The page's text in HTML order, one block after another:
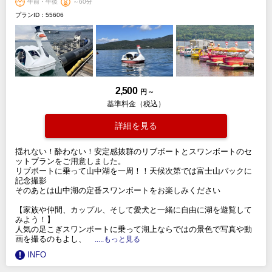
午前・午後
～60分
プランID：55606
2,500 円 ～
基準料金（税込）
詳細を見る
揺れない！酔わない！安定感抜群のリブボートとスワンボートのセ
ットプランをご用意しました。
リブボートに乗って山中湖を一周！！天候次第では富士山バックに
記念撮影
そのあとは山中湖の定番スワンボートをお楽しみください
【家族や仲間、カップル、そして愛犬と一緒に自由に湖を遊覧して
みよう！】
人気の足こぎスワンボートに乗って湖上ならではの景色で写真や動
画を撮るのもよし、
.....もっと見る
INFO